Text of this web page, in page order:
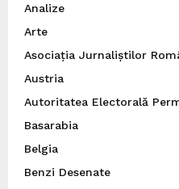
Analize
Arte
Asociația Jurnaliștilor
Austria
Autoritatea Electorală
Basarabia
Belgia
Benzi Desenate